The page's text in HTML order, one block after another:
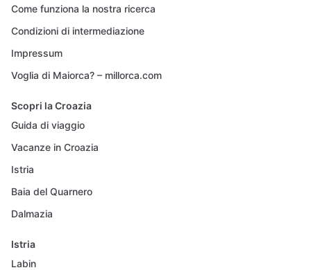
Come funziona la nostra ricerca
Condizioni di intermediazione
Impressum
Voglia di Maiorca? – millorca.com
Scopri la Croazia
Guida di viaggio
Vacanze in Croazia
Istria
Baia del Quarnero
Dalmazia
Istria
Labin